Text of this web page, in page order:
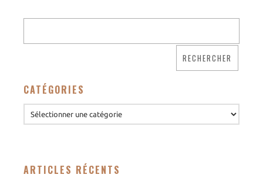
CATÉGORIES
ARTICLES RÉCENTS